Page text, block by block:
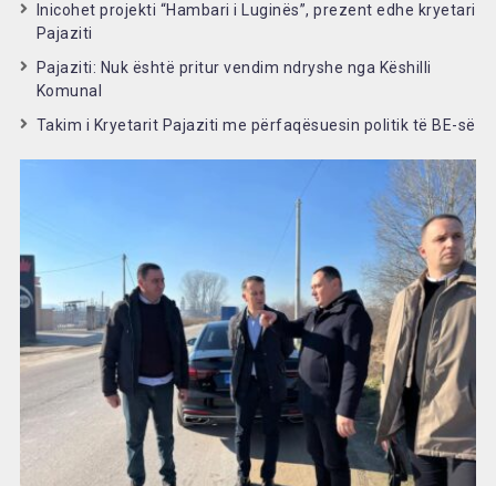
Inicohet projekti “Hambari i Luginës”, prezent edhe kryetari
Pajaziti
Pajaziti: Nuk është pritur vendim ndryshe nga Këshilli
Komunal
Takim i Kryetarit Pajaziti me përfaqësuesin politik të BE-së